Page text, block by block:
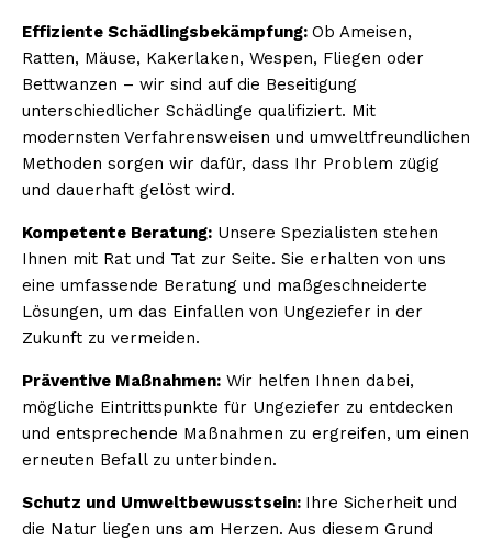
Effiziente Schädlingsbekämpfung: Ob Ameisen,
Ratten, Mäuse, Kakerlaken, Wespen, Fliegen oder
Bettwanzen – wir sind auf die Beseitigung
unterschiedlicher Schädlinge qualifiziert. Mit
modernsten Verfahrensweisen und umweltfreundlichen
Methoden sorgen wir dafür, dass Ihr Problem zügig
und dauerhaft gelöst wird.
Kompetente Beratung: Unsere Spezialisten stehen
Ihnen mit Rat und Tat zur Seite. Sie erhalten von uns
eine umfassende Beratung und maßgeschneiderte
Lösungen, um das Einfallen von Ungeziefer in der
Zukunft zu vermeiden.
Präventive Maßnahmen: Wir helfen Ihnen dabei,
mögliche Eintrittspunkte für Ungeziefer zu entdecken
und entsprechende Maßnahmen zu ergreifen, um einen
erneuten Befall zu unterbinden.
Schutz und Umweltbewusstsein: Ihre Sicherheit und
die Natur liegen uns am Herzen. Aus diesem Grund